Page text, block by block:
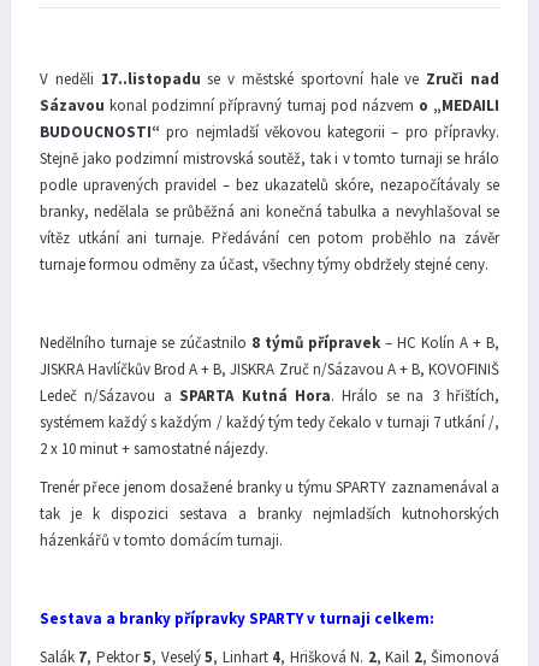
V neděli 17..listopadu se v městské sportovní hale ve Zruči nad
Sázavou konal podzimní přípravný turnaj pod názvem o „MEDAILI
BUDOUCNOSTI“ pro nejmladší věkovou kategorii – pro přípravky.
Stejně jako podzimní mistrovská soutěž, tak i v tomto turnaji se hrálo
podle upravených pravidel – bez ukazatelů skóre, nezapočítávaly se
branky, nedělala se průběžná ani konečná tabulka a nevyhlašoval se
vítěz utkání ani turnaje. Předávání cen potom proběhlo na závěr
turnaje formou odměny za účast, všechny týmy obdržely stejné ceny.
Nedělního turnaje se zúčastnilo 8 týmů přípravek – HC Kolín A + B,
JISKRA Havlíčkův Brod A + B, JISKRA Zruč n/Sázavou A + B, KOVOFINIŠ
Ledeč n/Sázavou a SPARTA Kutná Hora. Hrálo se na 3 hřištích,
systémem každý s každým / každý tým tedy čekalo v turnaji 7 utkání /,
2 x 10 minut + samostatné nájezdy.
Trenér přece jenom dosažené branky u týmu SPARTY zaznamenával a
tak je k dispozici sestava a branky nejmladších kutnohorských
házenkářů v tomto domácím turnaji.
Sestava a branky přípravky SPARTY v turnaji celkem:
Salák 7, Pektor5, Veselý5, Linhart 4, Hrišková N. 2, Kail 2, Šimonová